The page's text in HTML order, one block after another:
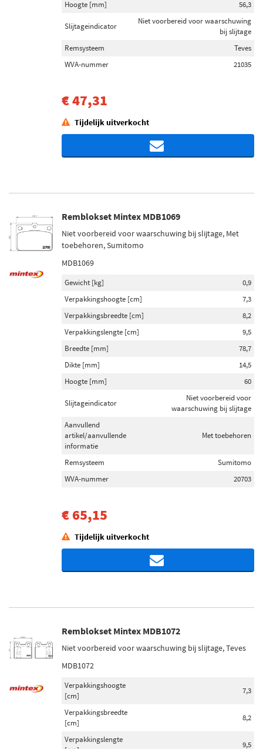
Hoogte [mm] 56,3
Slijtageindicator
Niet voorbereid voor waarschuwing
bij slijtage
Remsysteem
Teves
WVA-nummer
21035
€ 47,31
Tijdelijk uitverkocht
Remblokset Mintex MDB1069
Niet voorbereid voor waarschuwing bij slijtage, Met
toebehoren, Sumitomo
MDB1069
Gewicht [kg]
0,9
Verpakkingshoogte [cm]
7,3
Verpakkingsbreedte [cm]
8,2
Verpakkingslengte [cm]
9,5
Breedte [mm]
78,7
Dikte [mm]
14,5
Hoogte [mm]
60
Slijtageindicator
Niet voorbereid voor
waarschuwing bij slijtage
Aanvullend
artikel/aanvullende
informatie
Met toebehoren
Remsysteem
Sumitomo
WVA-nummer
20703
€ 65,15
Tijdelijk uitverkocht
Remblokset Mintex MDB1072
Niet voorbereid voor waarschuwing bij slijtage, Teves
MDB1072
Verpakkingshoogte
[cm]
7,3
Verpakkingsbreedte
[cm]
8,2
Verpakkingslengte
9,5